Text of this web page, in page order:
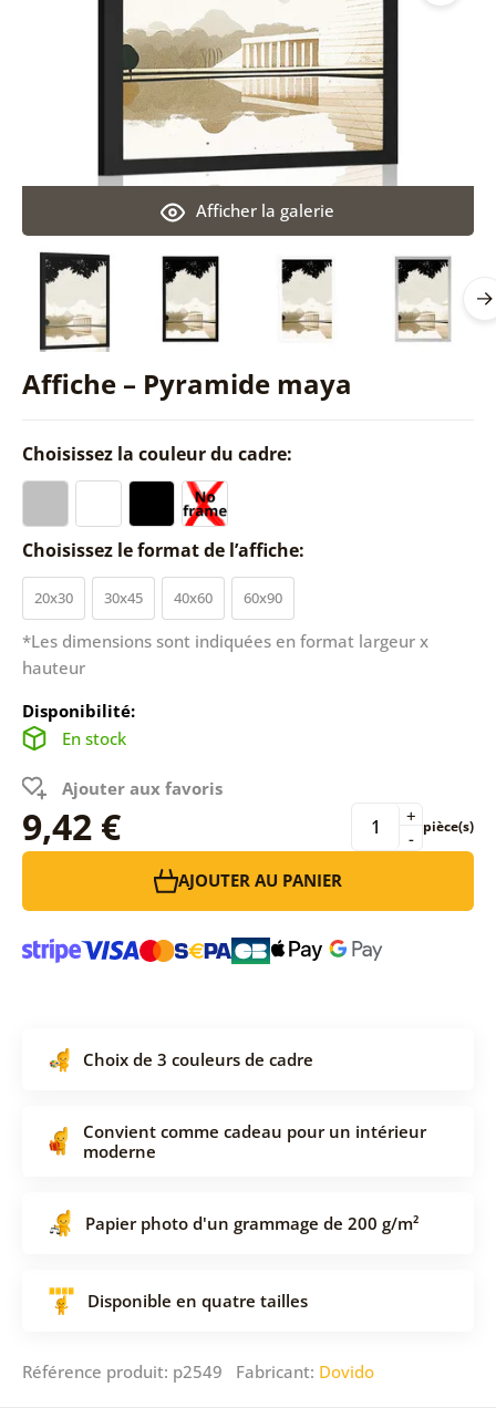
Affiche – Pyramide maya
Afficher la galerie
Choisissez la couleur du cadre:
Choisissez le format de l’affiche:
20x30 30x45 40x60 60x90
*Les dimensions sont indiquées en format largeur x
hauteur
Disponibilité:
En stock
Ajouter aux favoris
9,42 € -
+ pièce(s)
AJOUTER AU PANIER
Choix de 3 couleurs de cadre
Convient comme cadeau pour un intérieur
moderne
Papier photo d'un grammage de 200 g/m²
Disponible en quatre tailles
Référence produit: p2549 Fabricant: Dovido